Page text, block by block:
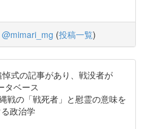
@mimari_mg (投稿一覧)
式の記事があり、戦没者が
タベース
戦の「戦死者」と慰霊の意味を
政治学